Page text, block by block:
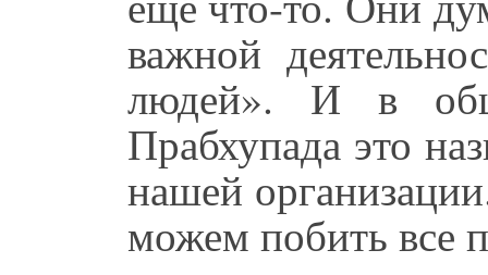
важной
людей». И в
Прабхупада это
нашей
можем побить все